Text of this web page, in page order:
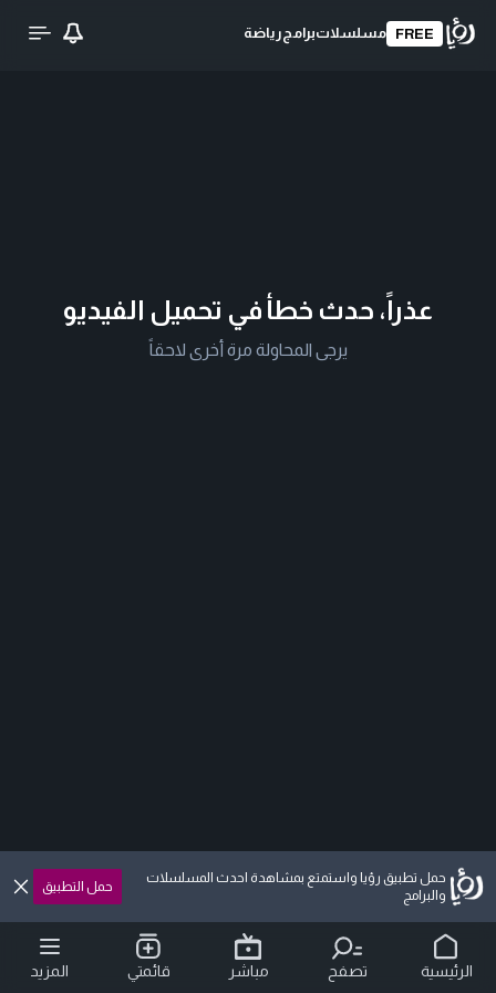
FREE مسلسلاتبرامج رياضة
عذراً، حدث خطأ في تحميل الفيديو
يرجى المحاولة مرة أخرى لاحقاً
حمل تطبيق رؤيا واستمتع بمشاهدة احدث المسلسلات
والبرامج
حمل التطبيق
الرئيسية تصفح مباشر قائمتي المزيد